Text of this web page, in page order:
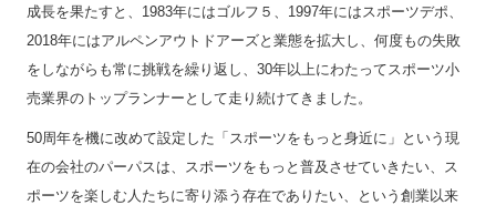
成長を果たすと、1983年にはゴルフ５、1997年にはスポーツデポ、
2018年にはアルペンアウトドアーズと業態を拡大し、何度もの失敗
をしながらも常に挑戦を繰り返し、30年以上にわたってスポーツ小
売業界のトップランナーとして走り続けてきました。
50周年を機に改めて設定した「スポーツをもっと身近に」という現
在の会社のパーパスは、スポーツをもっと普及させていきたい、ス
ポーツを楽しむ人たちに寄り添う存在でありたい、という創業以来